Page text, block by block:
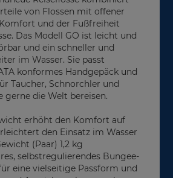
von Flossen mit offener
und der Fußfreiheit
Das Modell GO ist leicht und
und ein schneller und
im Wasser. Sie passt
konformes Handgepäck und
Taucher, Schnorchler und
gerne die Welt bereisen.
erhöht den Komfort auf
den Einsatz im Wasser
(Paar) 1,2 kg
selbstregulierendes Bungee-
eine vielseitige Passform und